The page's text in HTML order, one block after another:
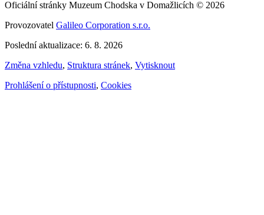
Oficiální stránky Muzeum Chodska v Domažlicích © 2026
Provozovatel Galileo Corporation s.r.o.
Poslední aktualizace: 6. 8. 2026
Změna vzhledu, Struktura stránek, Vytisknout
Prohlášení o přístupnosti, Cookies